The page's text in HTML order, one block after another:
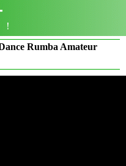
Rumba Amateur